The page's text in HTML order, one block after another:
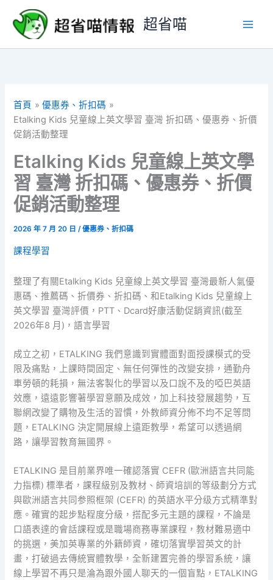
要
超省喵
首頁
優惠券、折扣碼
Etalking Kids 兒童線上英文學習 臺灣 折扣碼、優惠券、折價
促銷活動整理
Etalking Kids 兒童線上英文學
習 臺灣 折扣碼、優惠券、折價
促銷活動整理
2026 年 7 月 20 日/優惠券、折扣碼
課程學習
整理了有關Etalking Kids 兒童線上英文學習 臺灣最新人氣優
惠碼、推薦碼、折價券、折扣碼、和Etalking Kids 兒童線上
英文學習 臺灣評價，PTT、Dcard好康活動促銷資訊(截至
2026年8 月)，語言學習
成立之初，ETALKING 我們意識到實體面對面授課模式的受
限及痛點，上課時間固定、無任何彈性的改變安排，通勤舟
車勞頓的耗損，無法客製化的學習以及口說不及的啞巴英語
效應，遠遠影響著學習意願及成效，加上科技發展趨勢，互
聯網改變了購物及生活的習慣，外教師資分佈不均不足等問
題，ETALKING 決定開展線上遠距教學，希望可以透過網
路，讓學習教育無國界。
ETALKING 是目前業界唯一確認落實 CEFR (歐洲語言共同能
力指標) 標準者，課程級别及教材、師資培訓的等级劃分方式
與歐洲語言共同参照框架 (CEFR) 的英語水平分级方式精準對
應。確實的起步點程度分級，搭配多元主題的課程，不論是
口語表達的會話課程或是職場商務專業課程，教材難易適中
的挑選，美加英專業的外籍師資，確切落實學習英文的計
畫，打破過去傳統實體教學，全新建置完善的學習系統，讓
線上學習不再只是淪為跟外國人聊天的一個盲點，ETALKING